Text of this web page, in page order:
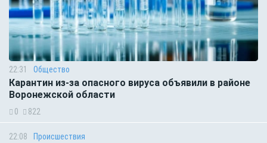
22:31 Общество
Карантин из-за опасного вируса объявили в районе
Воронежской области
0 822
22:08 Происшествия